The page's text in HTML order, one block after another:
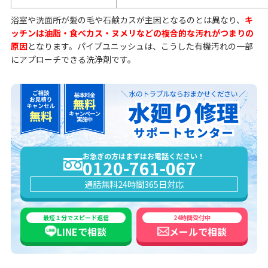
浴室や洗面所が髪の毛や石鹸カスが主因となるのとは異なり、 キ
ッチンは油脂・食べカス・ヌメリなどの複合的な汚れがつまりの
原因となります。パイプユニッシュは、こうした有機汚れの一部
にアプローチできる洗浄剤です。
お急ぎの方はまずはお電話ください！
0120-761-067
通話無料24時間365日対応
最短１分でスピード返信
LINEで相談
24時間受付中
メールで相談